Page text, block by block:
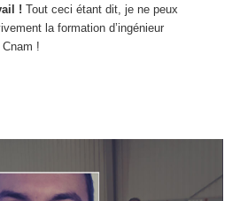
! Tout ceci étant dit, je ne peux
la formation d’ingénieur
!